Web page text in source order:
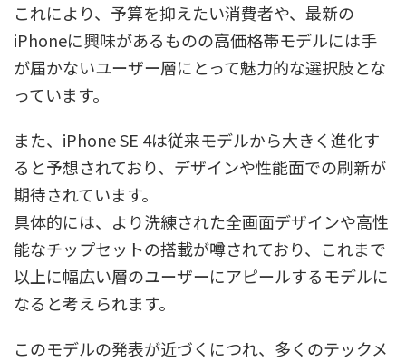
これにより、予算を抑えたい消費者や、最新の
iPhoneに興味があるものの高価格帯モデルには手
が届かないユーザー層にとって魅力的な選択肢とな
っています。
また、iPhone SE 4は従来モデルから大きく進化す
ると予想されており、デザインや性能面での刷新が
期待されています。
具体的には、より洗練された全画面デザインや高性
能なチップセットの搭載が噂されており、これまで
以上に幅広い層のユーザーにアピールするモデルに
なると考えられます。
このモデルの発表が近づくにつれ、多くのテックメ